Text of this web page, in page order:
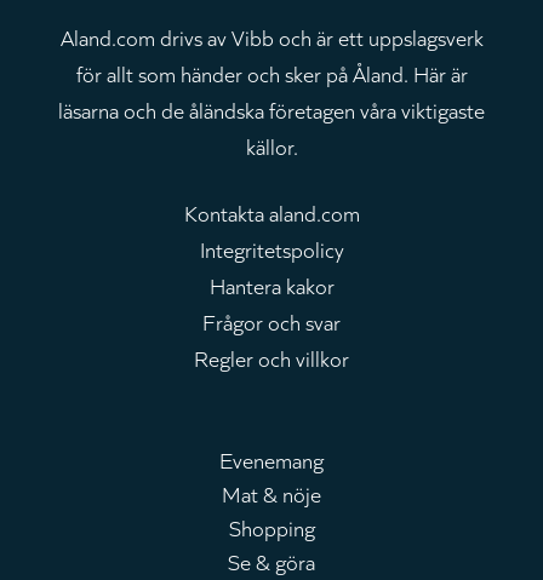
Aland.com drivs av Vibb och är ett uppslagsverk
för allt som händer och sker på Åland. Här är
läsarna och de åländska företagen våra viktigaste
källor.
Kontakta aland.com
Integritetspolicy
Hantera kakor
Frågor och svar
Regler och villkor
Huvudmeny
Evenemang
Mat & nöje
Shopping
Se & göra